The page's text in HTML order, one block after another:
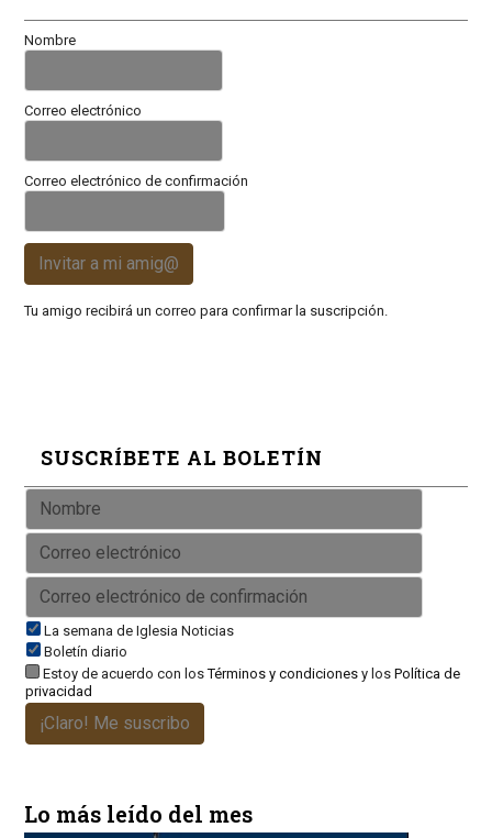
Nombre
Correo electrónico
Correo electrónico de confirmación
Invitar a mi amig@
Tu amigo recibirá un correo para confirmar la suscripción.
SUSCRÍBETE AL BOLETÍN
La semana de Iglesia Noticias
Boletín diario
Estoy de acuerdo con losTérminos y condicionesy los Política de
privacidad
¡Claro! Me suscribo
Lo más leído del mes